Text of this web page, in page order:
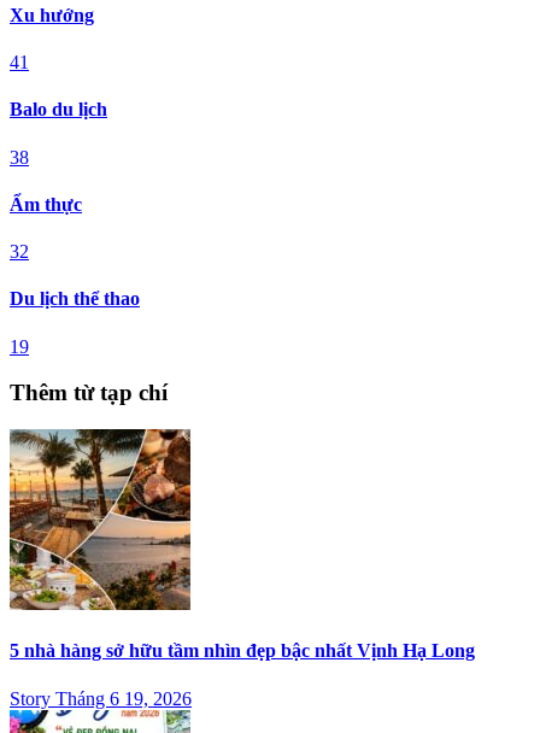
Xu hướng
41
Balo du lịch
38
Ẩm thực
32
Du lịch thể thao
19
Thêm từ tạp chí
5 nhà hàng sở hữu tầm nhìn đẹp bậc nhất Vịnh Hạ Long
Story Tháng 6 19, 2026